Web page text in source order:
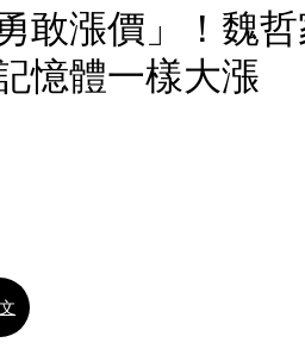
敢漲價」！魏
憶體一樣大漲